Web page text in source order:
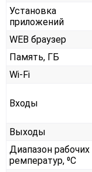
Установка
приложений
WEB браузер
Память, ГБ
Wi-Fi
Входы
Выходы
Диапазон рабочих
ремператур, ⁰С